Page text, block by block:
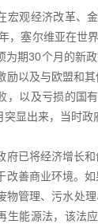
宏观经济改革、
，塞尔维亚在世
为期30个月的新
励以及与欧盟和
，以及亏损的国
突显出来，当时政
府已将经济增长
改善商业环境。
物管理、污水处
生能源法，该法